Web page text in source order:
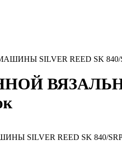
SILVER REED SK 840/SRP